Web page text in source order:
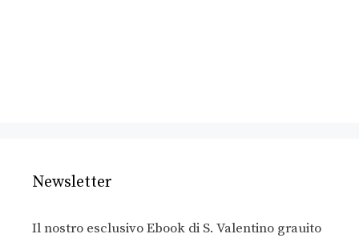
Newsletter
Il nostro esclusivo Ebook di S. Valentino grauito